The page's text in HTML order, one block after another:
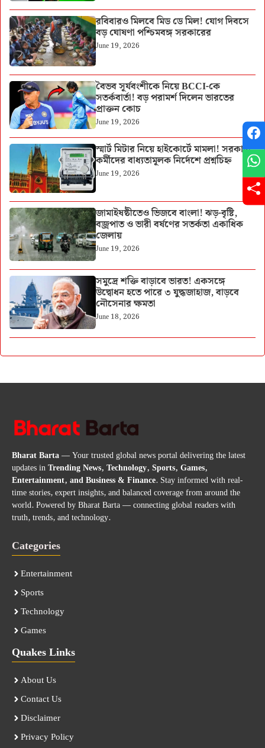
রবিবারও মিলবে মিড ডে মিল! যোগ দিবসে
বড় ঘোষণা পশ্চিমবঙ্গ সরকারের
June 19, 2026
বৈভব সূর্যবংশীকে নিয়ে BCCI-কে
সতর্কবার্তা! বড় পরামর্শ দিলেন ভারতের
প্রাক্তন কোচ
June 19, 2026
স্মার্ট মিটার নিয়ে হাইকোর্টে মামলা! সরকারি
কর্মীদের বাধ্যতামূলক নির্দেশে প্রশ্নচিহ্ন
June 19, 2026
জামাইষষ্ঠীতেও ভিজবে বাংলা! ঝড়-বৃষ্টি,
বজ্রপাত ও ভারী বর্ষণের সতর্কতা একাধিক
জেলায়
June 19, 2026
সমুদ্রে শক্তি বাড়াবে ভারত! একসঙ্গে
উদ্বোধন হতে পারে ৩ যুদ্ধজাহাজ, বাড়বে
নৌসেনার ক্ষমতা
June 18, 2026
Bharat Barta— Your trusted global news portal delivering the latest
updates inTrending News, Technology, Sports, Games,
Entertainment, and Business & Finance. Stay informed with real-
time stories, expert insights, and balanced coverage from around the
world. Powered by Bharat Barta — connecting global readers with
truth, trends, and technology.
Categories
Entertainment
Sports
Technology
Games
Quakes Links
About Us
Contact Us
Disclaimer
Privacy Policy